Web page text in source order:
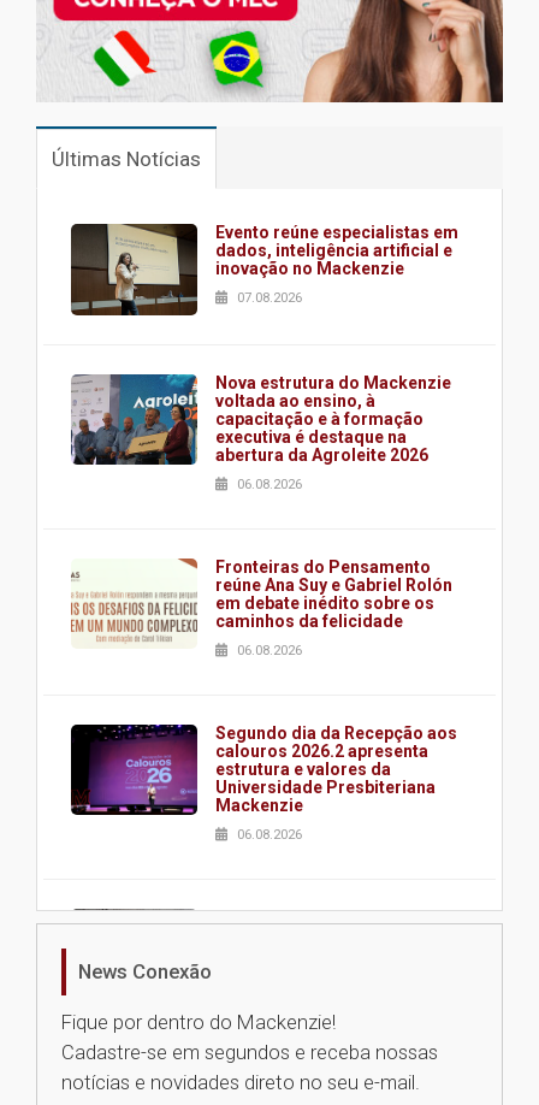
Últimas Notícias
Evento reúne especialistas em
dados, inteligência artificial e
inovação no Mackenzie
07.08.2026
Nova estrutura do Mackenzie
voltada ao ensino, à
capacitação e à formação
executiva é destaque na
abertura da Agroleite 2026
06.08.2026
Fronteiras do Pensamento
reúne Ana Suy e Gabriel Rolón
em debate inédito sobre os
caminhos da felicidade
06.08.2026
Segundo dia da Recepção aos
calouros 2026.2 apresenta
estrutura e valores da
Universidade Presbiteriana
Mackenzie
06.08.2026
Nova apresentação do Centro
Universidade Mackenzie
realizará nova edição da Feira
News Conexão
Fique por dentro do Mackenzie!
Cadastre-se em segundos e receba nossas
notícias e novidades direto no seu e-mail.